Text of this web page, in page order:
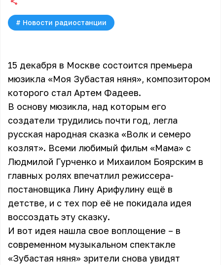
# Новости радиостанции
15 декабря в Москве состоится премьера
мюзикла «Моя Зубастая няня», композитором
которого стал Артем Фадеев.
В основу мюзикла, над которым его
создатели трудились почти год, легла
русская народная сказка «Волк и семеро
козлят». Всеми любимый фильм «Мама» с
Людмилой Гурченко и Михаилом Боярским в
главных ролях впечатлил режиссера-
постановщика Лину Арифулину ещё в
детстве, и с тех пор её не покидала идея
воссоздать эту сказку.
И вот идея нашла свое воплощение – в
современном музыкальном спектакле
«Зубастая няня» зрители снова увидят